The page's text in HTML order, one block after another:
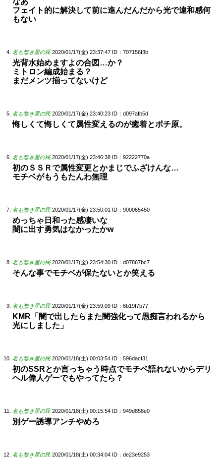
フェイト的に解決して前に進んだんだから光で違和感何
もない
名も無き星の民 2020/01/17(金) 23:37:47 ID：707156f3b
光背水始めますよの合図…か？
ミトロン編成始まる？
まだメンツ揃ってないけど
名も無き星の民 2020/01/17(金) 23:40:23 ID：d097afb5d
悔しくて悔しくて属性変えるのが癒着とポチ原。
名も無き星の民 2020/01/17(金) 23:46:38 ID：92222770a
初のＳＳＲで属性変更とかまじでふざけんな…
モチベがもうもたんわ無理
名も無き星の民 2020/01/17(金) 23:50:01 ID：900065450
めっちゃ日和った感凄いな
闇に出す勇気はなかったかw
名も無き星の民 2020/01/17(金) 23:54:30 ID：d07867bc7
そんな事でモチベが保たないとか笑える
名も無き星の民 2020/01/17(金) 23:59:09 ID：6b19f7b77
KMR「闇で出したらまた闇強化って愚痴言われるから
光にしました」
名も無き星の民 2020/01/18(土) 00:03:54 ID：596dacf31
初のSSRとか言っちゃう時点でモチベ語れないからデリ
ヘル偉人ゲーでもやってたら？
名も無き星の民 2020/01/18(土) 00:15:54 ID：949d858e0
別ゲー誘導アンチやめろ
名も無き星の民 2020/01/18(土) 00:34:04 ID：de23e9253